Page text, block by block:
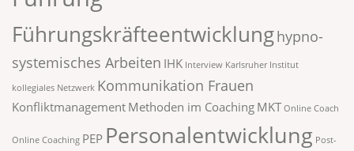
Führungskräfteentwicklunghypno-
systemisches Arbeiten IHK Interview Karlsruher Institut
kollegiales Netzwerk Kommunikation Frauen
Konfliktmanagement Methoden im Coaching MKT Online Coach
Online Coaching PEP Personalentwicklung Post-